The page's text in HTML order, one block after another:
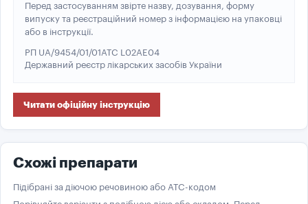
Перед застосуванням звірте назву, дозування, форму
випуску та реєстраційний номер з інформацією на упаковці
або в інструкції.
РП UA/9454/01/01ATC L02AE04
Державний реєстр лікарських засобів України
Читати офіційну інструкцію
Схожі препарати
Підібрані за діючою речовиною або ATC-кодом